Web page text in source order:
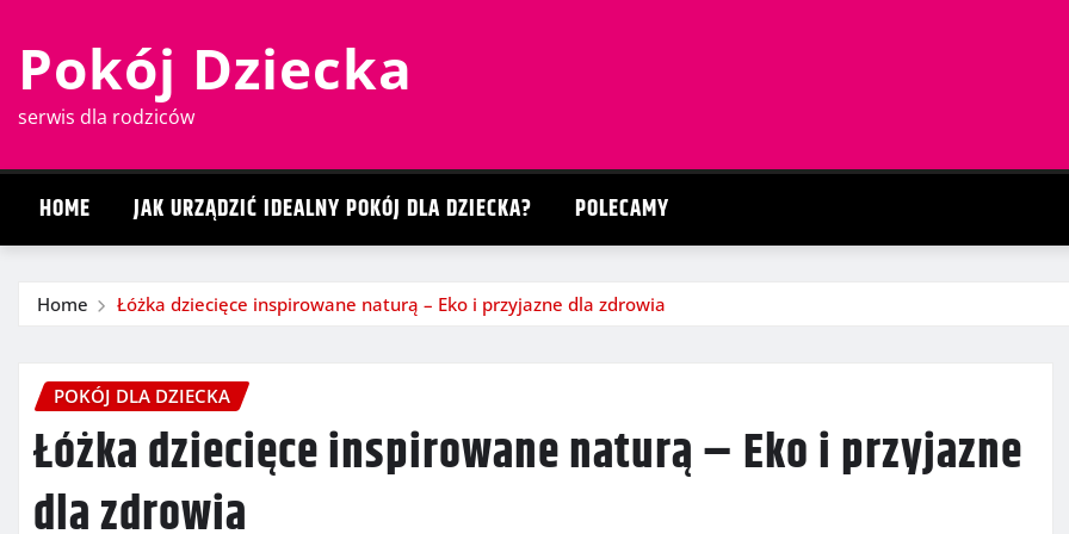
content
Pokój Dziecka
serwis dla rodziców
HOME JAK URZĄDZIĆ IDEALNY POKÓJ DLA DZIECKA? POLECAMY
Home Łóżka dziecięce inspirowane naturą – Eko i przyjazne dla zdrowia
POKÓJ DLA DZIECKA
Łóżka dziecięce inspirowane naturą – Eko i przyjazne
dla zdrowia